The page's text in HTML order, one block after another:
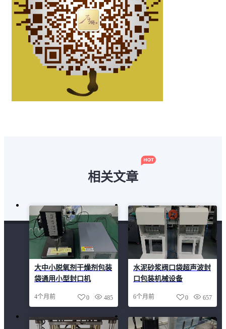
相关文章
大中小脱氧剂干燥剂包装
袋通用小型封口机
4个月前 485
0
水泥砂浆阀口袋超声波封
口包装机械设备
6个月前 657
0